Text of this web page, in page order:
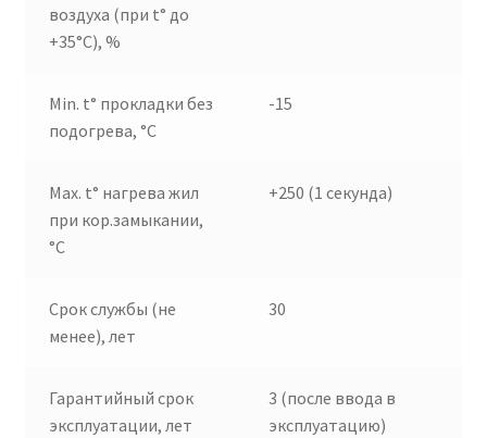
воздуха (при t° до
+35°C), %
Min. t° прокладки без
подогрева, °C
-15
Max. t° нагрева жил
при кор.замыкании,
°C
+250 (1 секунда)
Срок службы (не
менее), лет
30
Гарантийный срок
эксплуатации, лет
3 (после ввода в
эксплуатацию)